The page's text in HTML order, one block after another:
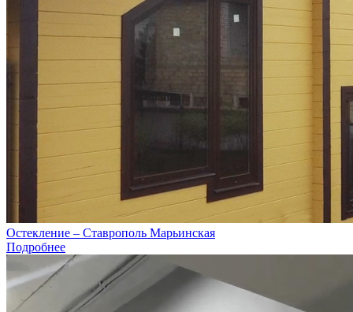
Остекление – Ставрополь Марьинская
Подробнее